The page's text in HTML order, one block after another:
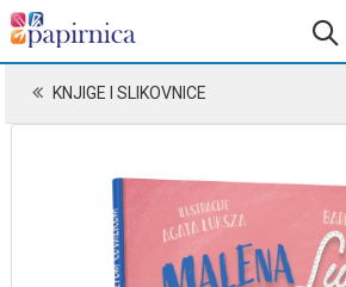
KNJIGE I SLIKOVNICE